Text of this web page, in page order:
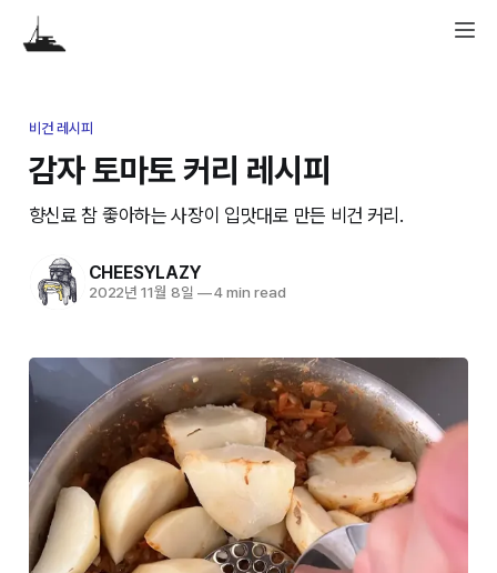
비건 레시피
감자 토마토 커리 레시피
향신료 참 좋아하는 사장이 입맛대로 만든 비건 커리.
CHEESYLAZY
2022년 11월 8일 —4 min read